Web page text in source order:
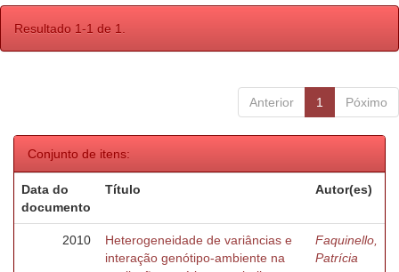
Resultado 1-1 de 1.
Anterior 1 Póximo
Conjunto de itens:
Data do
documento
Título Autor(es)
2010
Heterogeneidade de variâncias e
interação genótipo-ambiente na
Faquinello,
Patrícia